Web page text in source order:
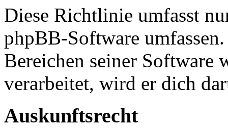
Diese Richtlinie umfasst
phpBB-Software
Bereichen seiner Software
verarbeitet, wird er dich
Auskunftsrecht